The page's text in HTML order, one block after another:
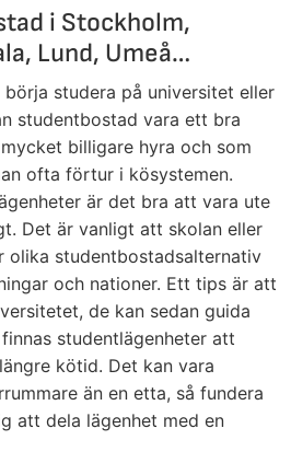
i Stockholm,
Lund, Umeå…
studera på universitet eller
studentbostad vara ett bra
billigare hyra och som
ofta förtur i kösystemen.
är det bra att vara ute
Det är vanligt att skolan eller
olika studentbostadsalternativ
och nationer. Ett tips är att
de kan sedan guida
studentlägenheter att
kötid. Det kan vara
än en etta, så fundera
att dela lägenhet med en